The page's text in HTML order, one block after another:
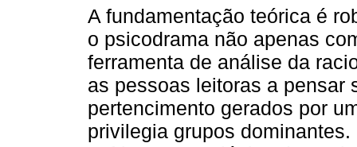
A fundamentação teórica é
o psicodrama não apenas
ferramenta de análise da
as pessoas leitoras a pensar
pertencimento gerados por
privilegia grupos